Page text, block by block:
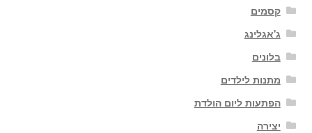
קסמים
ג'אגלינג
בלונים
מתנות לילדים
הפתעות ליום הולדת
יצירה